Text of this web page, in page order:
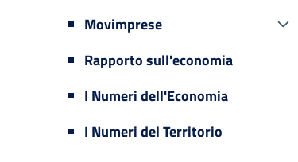
Movimprese
Rapporto sull'economia
I Numeri dell'Economia
I Numeri del Territorio